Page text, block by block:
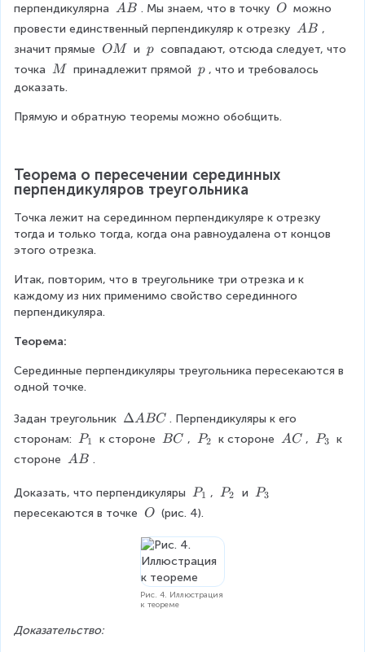
M
\
p
er
p
\
перпендикулярна \
\
A
B
AB . Мы знаем, что в точку \
\
O
O можно
провести единственный перпендикуляр к отрезку \
\
A
B
AB ,
значит прямые \
\
OM и \
\
p совпадают, отсюда следует, что
точка \
\
M принадлежит прямой \
p , что и требовалось
доказать.
Прямую и обратную теоремы можно обобщить.
Теорема о пересечении серединных
перпендикуляров треугольника
Точка лежит на серединном перпендикуляре к отрезку
тогда и только тогда, когда она равноудалена от концов
этого отрезка.
Итак, повторим, что в треугольнике три отрезка и к
каждому из них применимо свойство серединного
перпендикуляра.
Теорема:
Серединные перпендикуляры треугольника пересекаются в
одной точке.
Задан треугольник \
D
el
A
B
ΔABC . Перпендикуляры к его
сторонам: P
_
P1 к стороне \
C
BC , P
P2 к стороне \
AC , P
P3
к
стороне \
A
B
AB .
Доказать, что перпендикуляры P
_
P1 , P
P2 и P
P3
пересекаются в точке \
O
O (рис. 4).
Рис. 4. Иллюстрация
к теореме
Доказательство: